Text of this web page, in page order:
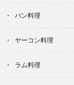
パン料理
ヤーコン料理
ラム料理